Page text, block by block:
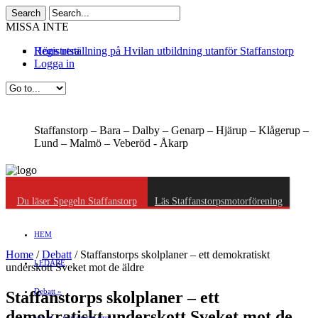
MISSA INTE
Höns utställning på Hvilan utbildning utanför Staffanstorp
Registrera
Logga in
Staffanstorp – Bara – Dalby – Genarp – Hjärup – Klågerup –
Lund – Malmö – Veberöd - Åkarp
Du läser Spegeln Staffanstorp Läs Staffanstorpsmotorförening
HEM
LEDARE
Debatt »
Home /Debatt / Staffanstorps skolplaner – ett demokratiskt
underskott Sveket mot de äldre
Staffanstorps skolplaner – ett